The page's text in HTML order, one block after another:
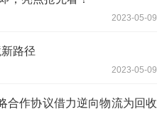
2023-05-09
路径
2023-05-09
合作协议借力逆向物流为回收